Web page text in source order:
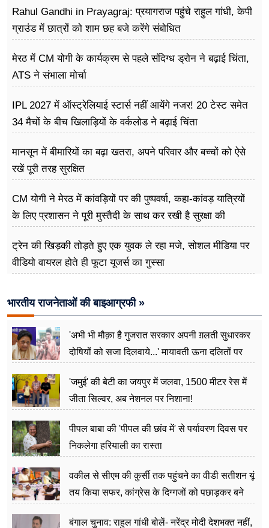
Rahul Gandhi in Prayagraj: प्रयागराज पहुंचे राहुल गांधी, केपी
ग्राउंड में छात्रों को शाम छह बजे करेंगे संबोधित
मेरठ में CM योगी के कार्यक्रम से पहले संदिग्ध ड्रोन ने बढ़ाई चिंता,
ATS ने संभाला मोर्चा
IPL 2027 में ऑस्ट्रेलियाई स्टार्स नहीं आयेंगे नजर! 20 टेस्ट समेत
34 मैचों के बीच खिलाड़ियों के वर्कलोड ने बढ़ाई चिंता
मानसून में बीमारियों का बढ़ा खतरा, अपने परिवार और बच्चों को ऐसे
रखें पूरी तरह सुरक्षित
CM योगी ने मेरठ में कांवड़ियों पर की पुष्पवर्षा, कहा-कांवड़ यात्रियों
के लिए प्रशासन ने पूरी मुस्तैदी के साथ कर रखी है सुरक्षा की
ट्रेन की खिड़की तोड़ते हुए एक युवक ले रहा मजे, सोशल मीडिया पर
वीडियो वायरल होते ही फूटा यूजर्स का गुस्सा
भारतीय राजनेताओं की बाइआग्रफी »
'अभी भी मौक़ा है गुजरात सरकार अपनी ग़लती सुधारकर
दोषियों को सजा दिलवाये...' मायावती ऊना दलितों पर
'जमुई' की बेटी का जयपुर में जलवा, 1500 मीटर रेस में
जीता सिल्वर, अब नेशनल पर निशाना!
पीपल बाबा की 'पीपल की छांव में' से पर्यावरण दिवस पर
निकलेगा हरियाली का रास्ता
वकील से सीएम की कुर्सी तक पहुंचने का वीडी सतीशन यूं
तय किया सफर, कांग्रेस के दिग्गजों को पछाड़कर बने
बंगाल चुनाव: राहुल गांधी बोलें- नरेंद्र मोदी देशभक्त नहीं,